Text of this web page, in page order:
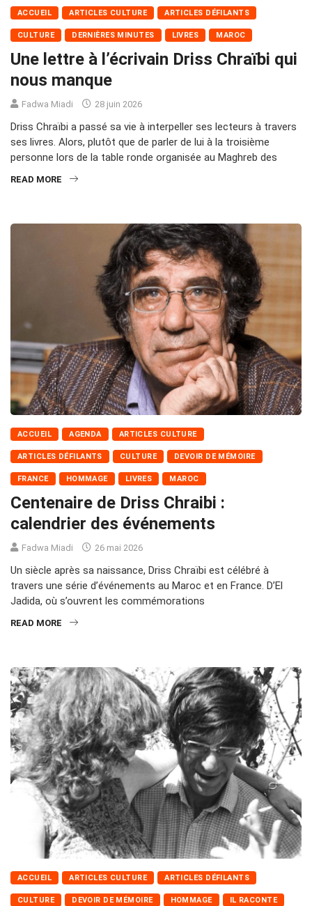
ACCUEIL ARTICLES CULTURE ARTICLES DÉFILANTS
CULTURE DERNIÈRES MINUTES LIVRES MAROC
Une lettre à l’écrivain Driss Chraïbi qui
nous manque
Fadwa Miadi 28 juin 2026
Driss Chraïbi a passé sa vie à interpeller ses lecteurs à travers
ses livres. Alors, plutôt que de parler de lui à la troisième
personne lors de la table ronde organisée au Maghreb des
READ MORE
ACCUEIL AGENDA ARTICLES CULTURE
ARTICLES DÉFILANTS CULTURE DEVOIR DE MÉMOIRE
FRANCE HOMMAGE LIVRES MAROC
Centenaire de Driss Chraibi :
calendrier des événements
Fadwa Miadi 26 mai 2026
Un siècle après sa naissance, Driss Chraïbi est célébré à
travers une série d’événements au Maroc et en France. D’El
Jadida, où s’ouvrent les commémorations
READ MORE
ACCUEIL ARTICLES CULTURE ARTICLES DÉFILANTS
CULTURE DEVOIR DE MÉMOIRE HOMMAGE IL RACONTE